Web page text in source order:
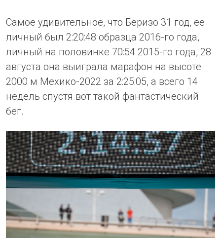
Самое удивительное, что Беризо 31 год, ее
личный был 2:20:48 образца 2016-го года,
личный на половинке 70:54 2015-го года, 28
августа она выиграла марафон на высоте
2000 м Мехико-2022 за 2:25:05, а всего 14
недель спустя вот такой фантастический
бег.